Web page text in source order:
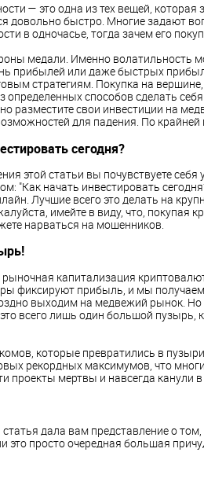
— это одна из тех вещей, которая
довольно быстро. Многие задают
в одночасье, тогда зачем его
медали. Именно волатильность
прибылей или даже быстрых
стратегиям. Покупка на
определенных способов сделать
разместите свои инвестиции на
для падения. По крайней
сегодня?
этой статьи вы почувствуете себя
"Как начать инвестировать
Лучшие всего это делать на
имейте в виду, что, покупая
нарваться на мошенников.
рыночная капитализация
фиксируют прибыль, и мы
выходим на медвежий рынок. Но
всего лишь один большой пузырь,
которые превратились в
рекордных максимумов, что
проекты мертвы и навсегда канули в
статья дала вам представление о
это просто очередная большая